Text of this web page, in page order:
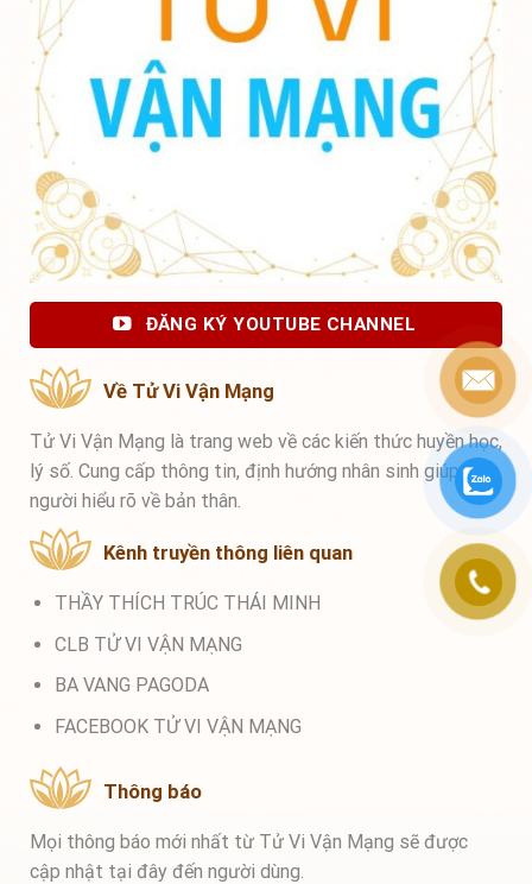
ĐĂNG KÝ YOUTUBE CHANNEL
Về Tử Vi Vận Mạng
Tử Vi Vận Mạng là trang web về các kiến thức huyền học,
lý số. Cung cấp thông tin, định hướng nhân sinh giúp mọi
người hiểu rõ về bản thân.
Kênh truyền thông liên quan
THẦY THÍCH TRÚC THÁI MINH
CLB TỬ VI VẬN MẠNG
BA VANG PAGODA
FACEBOOK TỬ VI VẬN MẠNG
Thông báo
Mọi thông báo mới nhất từ Tử Vi Vận Mạng sẽ được
cập nhật tại đây đến người dùng.